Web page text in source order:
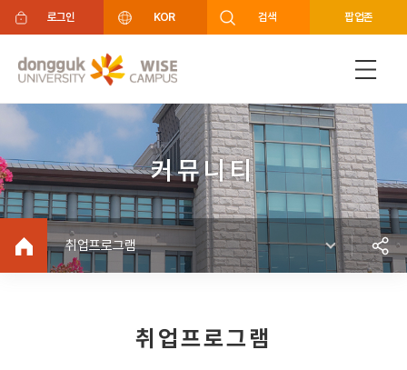
주메뉴 바로가기
푸터 바로가기
로그인 KOR 검색 팝업존
커뮤니티
취업프로그램
취업프로그램